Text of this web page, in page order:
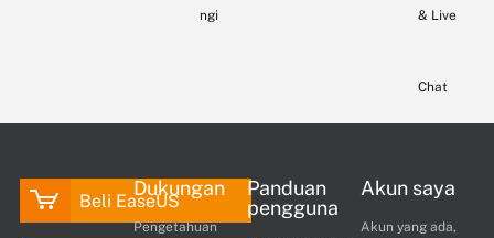
ngi & Live
Chat
Beli EaseUS
Dukungan
Pengetahuan
Panduan
pengguna
Akun saya
Akun yang ada,